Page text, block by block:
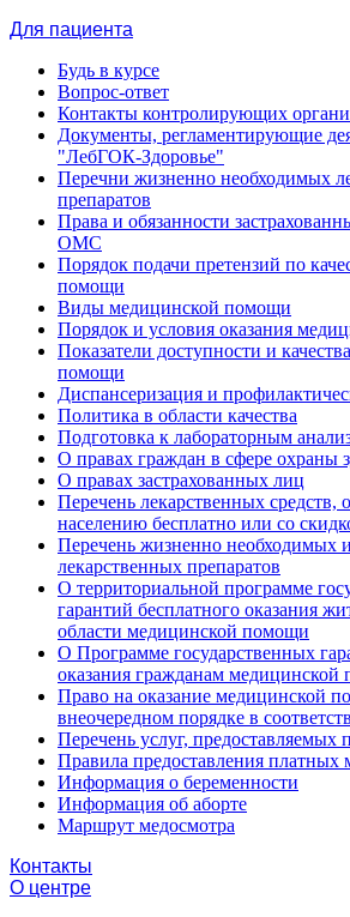
Для пациента
Будь в курсе
Вопрос-ответ
Контакты контролирующих
Документы, регламентирующие
"ЛебГОК-Здоровье"
Перечни жизненно необходимых
препаратов
Права и обязанности
ОМС
Порядок подачи претензий по
помощи
Виды медицинской помощи
Порядок и условия оказания
Показатели доступности и
помощи
Диспансеризация и
Политика в области качества
Подготовка к лабораторным
О правах граждан в сфере охраны
О правах застрахованных лиц
Перечень лекарственных средств,
населению бесплатно или со
Перечень жизненно необходимых
лекарственных препаратов
О территориальной программе
гарантий бесплатного оказания
области медицинской помощи
О Программе государственных
оказания гражданам медицинской
Право на оказание медицинской
внеочередном порядке в
Перечень услуг,
Правила предоставления платных
Информация о беременности
Информация об аборте
Маршрут медосмотра
Контакты
О центре